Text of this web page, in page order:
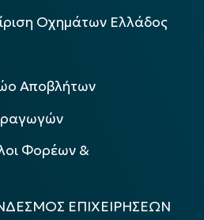
Οχημάτων Ελλάδος
Αποβλήτων
Φορέων &
ΕΠΙΧΕΙΡΗΣΕΩΝ